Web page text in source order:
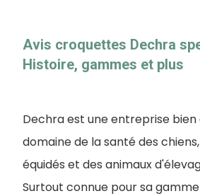
Avis croquettes Dechra
Histoire, gammes et plus
Dechra est une entreprise
domaine de la santé des
équidés et des animaux
Surtout connue pour sa gamme